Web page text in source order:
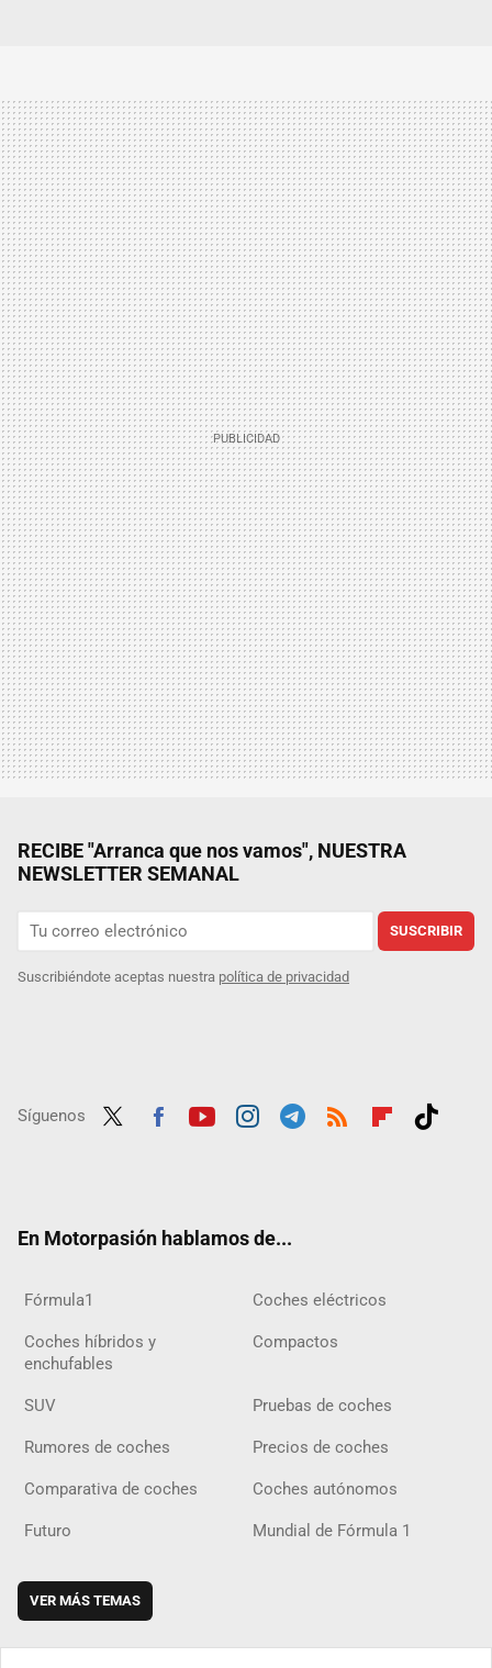
RECIBE "Arranca que nos vamos", NUESTRA
NEWSLETTER SEMANAL
SUSCRIBIR
Suscribiéndote aceptas nuestra política de privacidad
Síguenos
En Motorpasión hablamos de...
Fórmula1 Coches eléctricos
Coches híbridos y
enchufables
Compactos
SUV Pruebas de coches
Rumores de coches Precios de coches
Comparativa de coches Coches autónomos
Futuro Mundial de Fórmula 1
VER MÁS TEMAS